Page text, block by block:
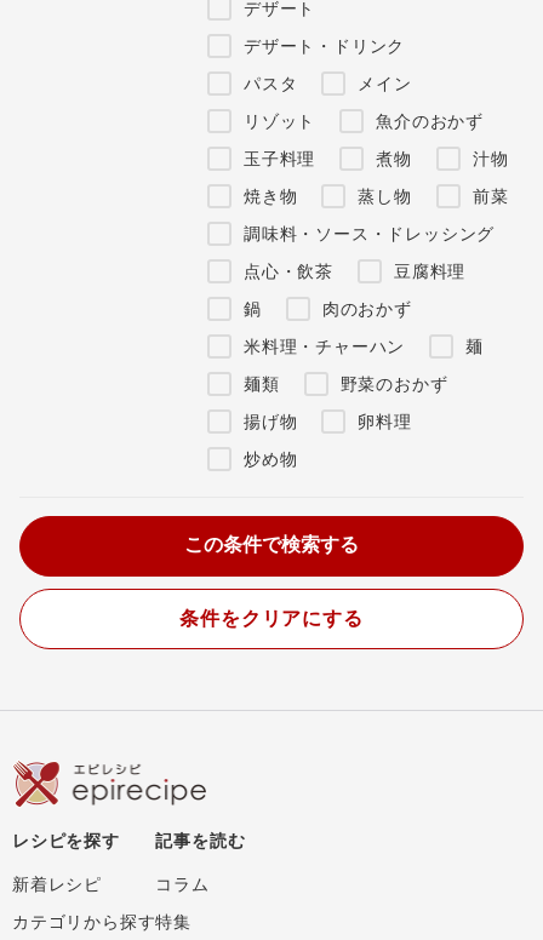
デザート
デザート・ドリンク
パスタ
メイン
リゾット
魚介のおかず
玉子料理
煮物
汁物
焼き物
蒸し物
前菜
調味料・ソース・ドレッシング
点心・飲茶
豆腐料理
鍋
肉のおかず
米料理・チャーハン
麺
麺類
野菜のおかず
揚げ物
卵料理
炒め物
条件をクリアにする
レシピを探す
新着レシピ
カテゴリから探す
記事を読む
コラム
特集